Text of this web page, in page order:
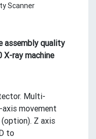
Scanner
assembly quality
X-ray machine
Multi-
movement
Z axis
to